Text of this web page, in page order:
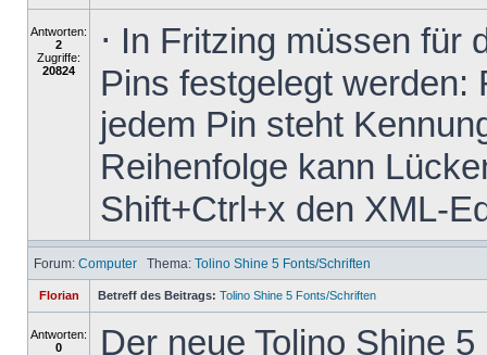
Antworten:
2
Zugriffe:
20824
⋅ In Fritzing müssen für
Pins festgelegt werden:
jedem Pin steht
Reihenfolge kann
Shift+Ctrl+x den XML-
Forum: Computer Thema: Tolino Shine 5 Fonts/Schriften
Florian Betreff des Beitrags: Tolino Shine 5 Fonts/Schriften
Antworten:
0
Der neue Tolino Shine